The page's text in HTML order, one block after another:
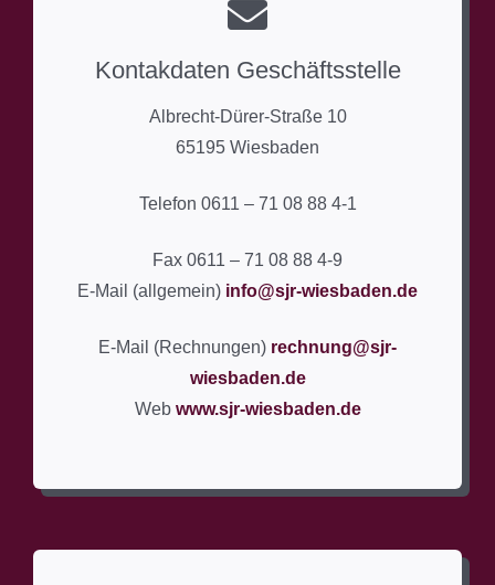
Kontakdaten Geschäftsstelle
Albrecht-Dürer-Straße 10
65195 Wiesbaden
Telefon 0611 – 71 08 88 4-1
Fax 0611 – 71 08 88 4-9
E-Mail (allgemein) info@sjr-wiesbaden.de
E-Mail (Rechnungen) rechnung@sjr-
wiesbaden.de
Web www.sjr-wiesbaden.de